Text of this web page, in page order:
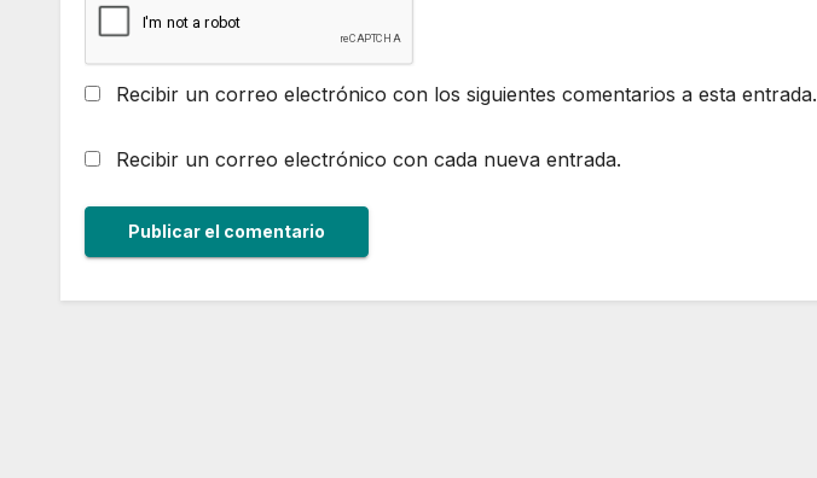
Recibir un correo electrónico con los siguientes comentarios a esta entrada.
Recibir un correo electrónico con cada nueva entrada.